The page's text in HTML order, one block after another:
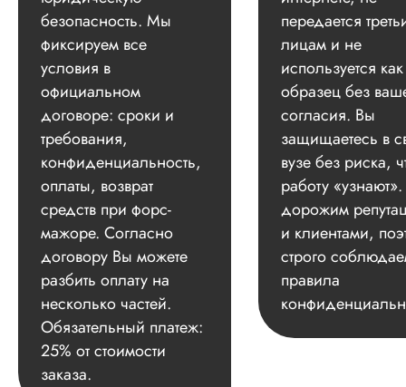
безопасность. Мы
фиксируем все
условия в
официальном
договоре: сроки и
требования,
конфиденциальность,
оплаты, возврат
средств при форс-
мажоре. Согласно
договору Вы можете
разбить оплату на
несколько частей.
Обязательный платеж:
25% от стоимости
заказа.
передается
лицам и не
используется как
образец без
согласия. Вы
защищаетесь в
вузе без риска,
работу
дорожим
и клиентами,
строго
правила